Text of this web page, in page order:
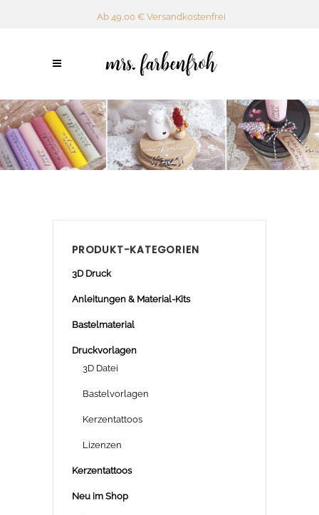
Ab 49,00 € Versandkostenfrei
PRODUKT-KATEGORIEN
3D Druck
Anleitungen & Material-Kits
Bastelmaterial
Druckvorlagen
3D Datei
Bastelvorlagen
Kerzentattoos
Lizenzen
Kerzentattoos
Neu im Shop